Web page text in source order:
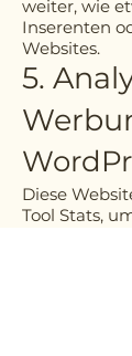
weiter, wie
Inserenten
Websites.
5.
Diese
Tool Stats,